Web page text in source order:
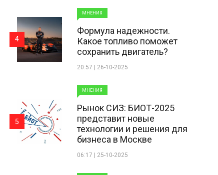
МНЕНИЯ
Формула надежности.
Какое топливо поможет
сохранить двигатель?
20:57 | 26-10-2025
4
МНЕНИЯ
Рынок СИЗ: БИОТ-2025
представит новые
технологии и решения для
бизнеса в Москве
06:17 | 25-10-2025
5